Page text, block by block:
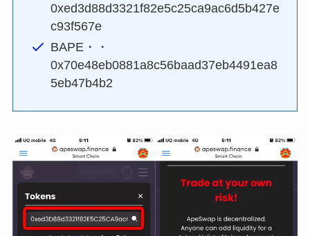
0xed3d88d3321f82e5c25ca9ac6d5b427e
c93f567e
BAPE・・
0x70e48eb0881a8c56baad37eb4491ea8
5eb47b4b2